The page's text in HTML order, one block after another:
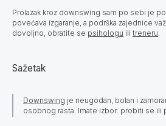
Prolazak kroz downswing sam po sebi je
povećava izgaranje, a podrška zajednice
dovoljno, obratite se psihologu ili treneru
Sažetak
Downswing je neugodan, bolan i
osobnog rasta. Imate izbor: probiti se ili